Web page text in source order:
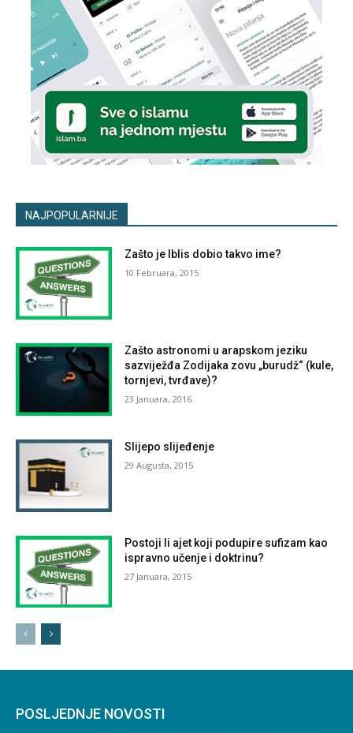
NAJPOPULARNIJE
Zašto je Iblis dobio takvo ime?
10 Februara, 2015
Zašto astronomi u arapskom jeziku
sazviježđa Zodijaka zovu „burudž“ (kule,
tornjevi, tvrđave)?
23 Januara, 2016
Slijepo slijeđenje
29 Augusta, 2015
Postoji li ajet koji podupire sufizam kao
ispravno učenje i doktrinu?
27 Januara, 2015
POSLJEDNJE NOVOSTI